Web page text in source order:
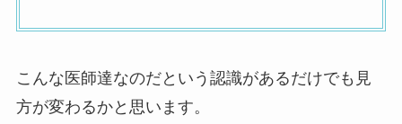
こんな医師達なのだという認識があるだけでも見
方が変わるかと思います。